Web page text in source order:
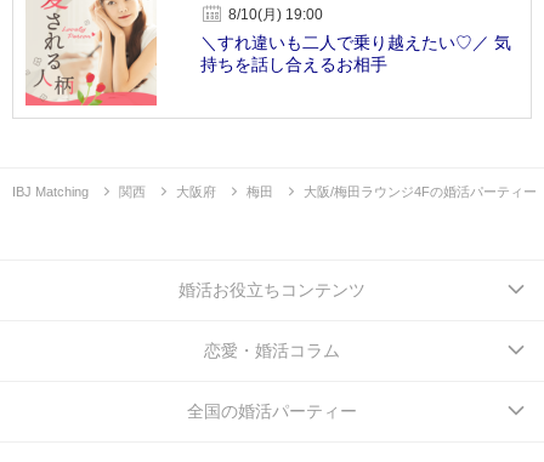
8/10(月) 19:00
＼すれ違いも二人で乗り越えたい♡／ 気
持ちを話し合えるお相手
IBJ Matching 関西 大阪府 梅田 大阪/梅田ラウンジ4Fの婚活パーティー
婚活お役立ちコンテンツ
恋愛・婚活コラム
全国の婚活パーティー